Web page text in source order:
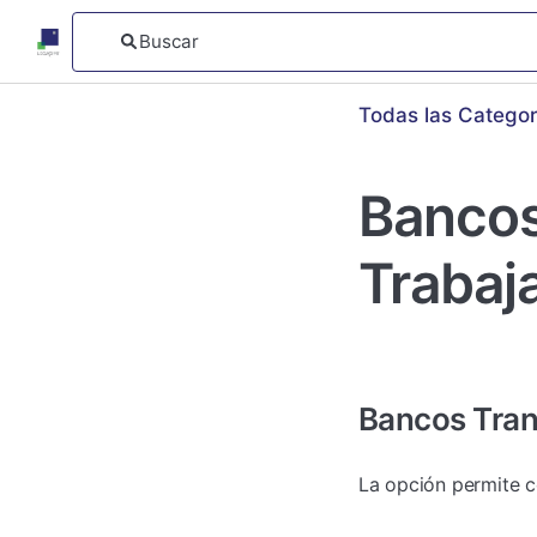
Todas las
Bancos
La opción permite